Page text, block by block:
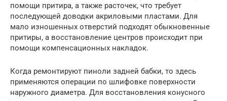
помощи притира, а также расточек, что требует
последующей доводки акриловыми пластами. Для
мало изношенных отверстий подходят обыкновенные
притиры, а восстановление центров происходит при
помощи компенсационных накладок.
Когда ремонтируют пиноли задней бабки, то здесь
применяются операции по шлифовке поверхности
наружного диаметра. Для восстановления конусного